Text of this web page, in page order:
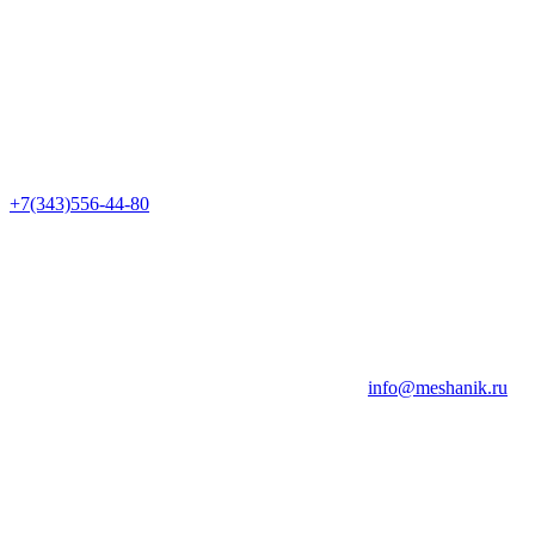
+7(343)556-44-80
info@meshanik.ru